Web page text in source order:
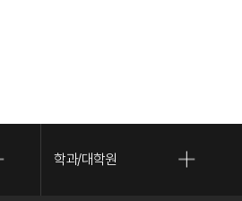
학과/대학원